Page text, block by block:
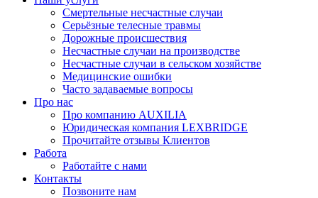
Смертельные несчастные случаи
Серьёзные телесные травмы
Дорожные происшествия
Несчастные случаи на производстве
Несчастные случаи в сельском хозяйстве
Медицинские ошибки
Часто задаваемые вопросы
Про нас
Про компанию AUXILIA
Юридическая компания LEXBRIDGE
Прочитайте отзывы Клиентов
Работа
Работайте с нами
Контакты
Позвоните нам